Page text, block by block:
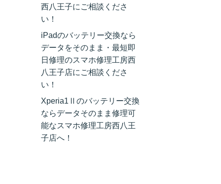
西八王子にご相談くださ
い！
iPadのバッテリー交換なら
データをそのまま・最短即
日修理のスマホ修理工房西
八王子店にご相談くださ
い！
Xperia1Ⅱのバッテリー交換
ならデータそのまま修理可
能なスマホ修理工房西八王
子店へ！